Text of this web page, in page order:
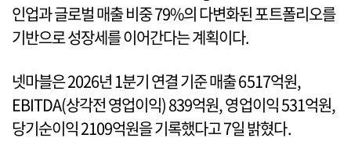
인업과 글로벌 매출 비중 79%의 다변화된 포트폴리오를
기반으로 성장세를 이어간다는 계획이다.
넷마블은 2026년 1분기 연결 기준 매출 6517억원,
EBITDA(상각전 영업이익) 839억원, 영업이익 531억원,
당기순이익 2109억원을 기록했다고 7일 밝혔다.